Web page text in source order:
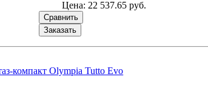
Цена: 22 537.65 руб.
Сравнить
Заказать